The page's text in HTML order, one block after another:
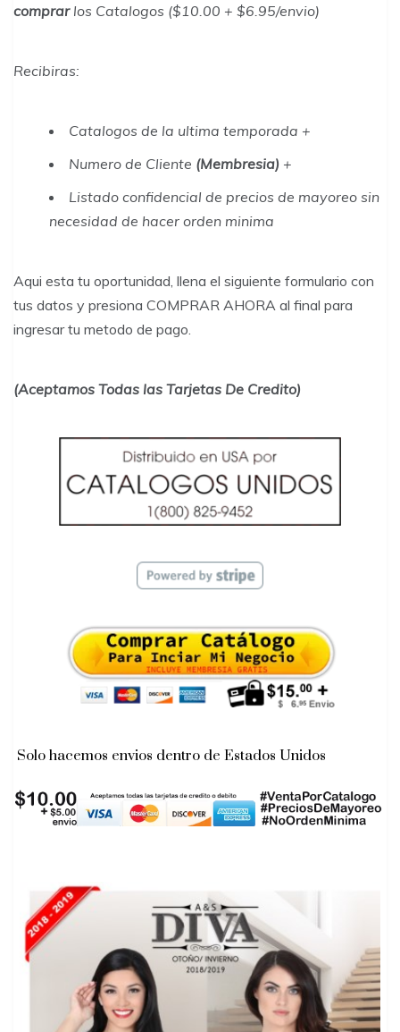
comprarlos Catalogos ($10.00 + $6.95/envio)
Recibiras:
Catalogos de la ultima temporada +
Numero de Cliente (Membresia) +
Listado confidencial de precios de mayoreo sin
necesidad de hacer orden minima
Aqui esta tu oportunidad, llena el siguiente formulario con
tus datos y presiona COMPRAR AHORA al final para
ingresar tu metodo de pago.
(Aceptamos Todas las Tarjetas De Credito)
Solo hacemos envios dentro de Estados Unidos